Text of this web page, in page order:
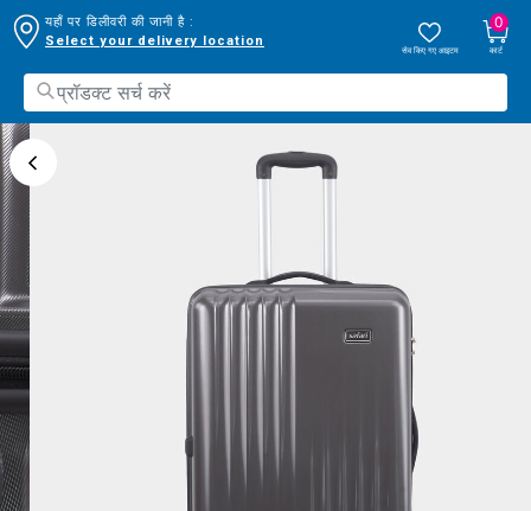
यहाँ पर डिलीवरी की जानी है :
Select your delivery location
सेव किए गए आइटम
0
कार्ट